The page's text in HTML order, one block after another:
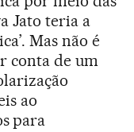
Jato teria a
Mas não é
conta de um
ao
para